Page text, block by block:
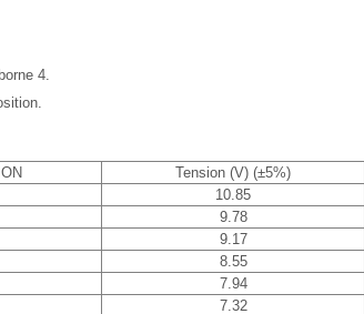
4.
Tension (V) (±5%)
10.85
9.78
9.17
8.55
7.94
7.32